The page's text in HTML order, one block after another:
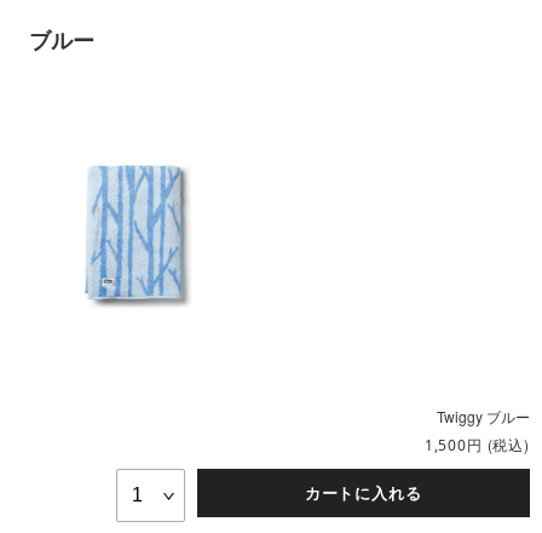
ブルー
Twiggy ブルー
1,500円 (税込)
カートに入れる